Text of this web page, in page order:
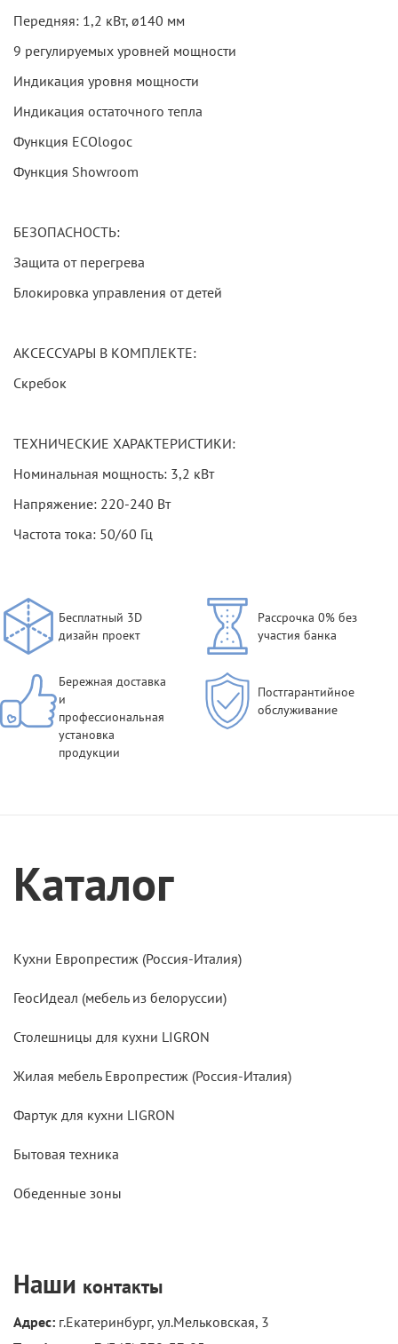
Передняя: 1,2 кВт, ø140 мм
9 регулируемых уровней мощности
Индикация уровня мощности
Индикация остаточного тепла
Функция ECOlogoc
Функция Showroom
БЕЗОПАСНОСТЬ:
Защита от перегрева
Блокировка управления от детей
АКСЕССУАРЫ В КОМПЛЕКТЕ:
Скребок
ТЕХНИЧЕСКИЕ ХАРАКТЕРИСТИКИ:
Номинальная мощность: 3,2 кВт
Напряжение: 220-240 Вт
Частота тока: 50/60 Гц
Бесплатный 3D
дизайн проект
Рассрочка 0% без
участия банка
Бережная доставка
и
профессиональная
установка
продукции
Постгарантийное
обслуживание
Каталог
Кухни Европрестиж (Россия-Италия)
ГеосИдеал (мебель из белоруссии)
Столешницы для кухни LIGRON
Жилая мебель Европрестиж (Россия-Италия)
Фартук для кухни LIGRON
Бытовая техника
Обеденные зоны
Наши контакты
Адрес: г.Екатеринбург, ул.Мельковская, 3